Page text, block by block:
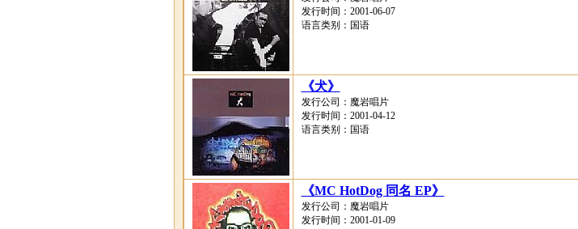
发行时间：2001-06-07
语言类别：国语
《犬》
发行公司：魔岩唱片
发行时间：2001-04-12
语言类别：国语
《MC HotDog 同名 EP》
发行公司：魔岩唱片
发行时间：2001-01-09